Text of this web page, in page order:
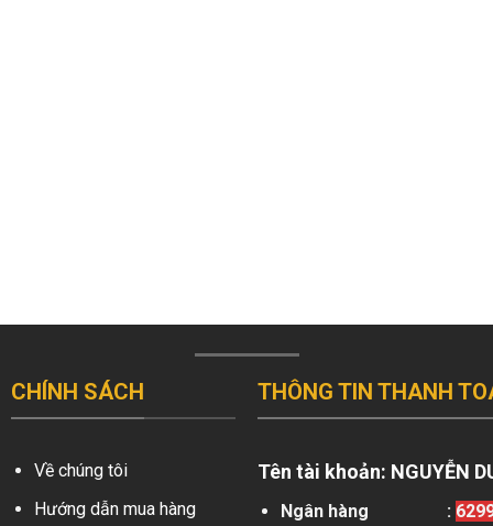
CHÍNH SÁCH
Về chúng tôi
Hướng dẫn mua hàng
THÔNG TIN THANH
Tên tài khoản: NGUYỄN
Ngân hàng :